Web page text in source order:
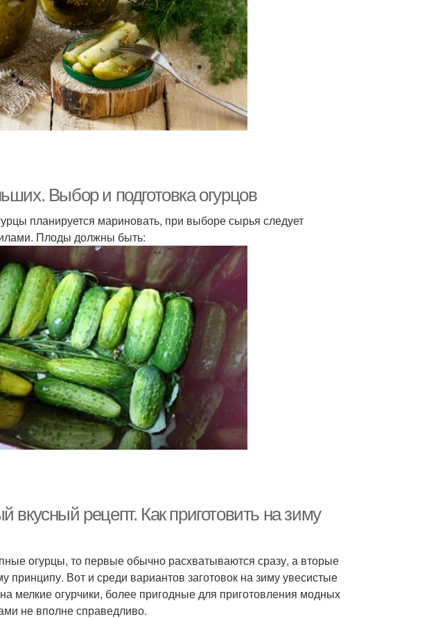
Выбор и подготовка огурцов
планируется мариновать, при выборе сырья следует
Плоды должны быть:
рецепт. Как приготовить на зиму
огурцы, то первые обычно расхватываются сразу, а вторые
принципу. Вот и среди вариантов заготовок на зиму увесистые
мелкие огурчики, более пригодные для приготовления модных
не вполне справедливо.